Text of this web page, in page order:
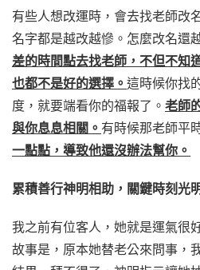
有些人想改運時，會去找老師改
名字都是越改越慘。怎麼改名還
差的時間點去找老師，不但不知
也都不是好的選擇。 這時候你找
度，就要端看你的福報了。 老師
與你息息相關。 有時候那老師平
一點點，導致他還沒辦法幫你。
累積善行神明相助，關鍵時刻光
我之前有位客人，她就是運氣很
故事是，原本她替老公來問事，